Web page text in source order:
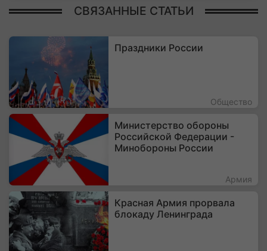
СВЯЗАННЫЕ СТАТЬИ
Праздники России
Общество
Министерство обороны
Российской Федерации -
Минобороны России
Армия
Красная Армия прорвала
блокаду Ленинграда